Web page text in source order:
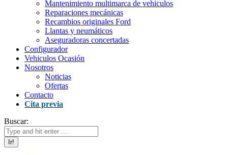
Mantenimiento multimarca de vehiculos
Reparaciones mecánicas
Recambios originales Ford
Llantas y neumáticos
Aseguradoras concertadas
Configurador
Vehiculos Ocasión
Nosotros
Noticias
Ofertas
Contacto
Cita previa
Buscar: